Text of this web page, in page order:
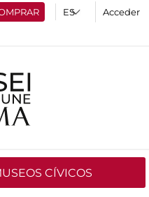
Acceder
CÍVICOS